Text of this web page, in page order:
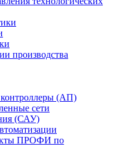
производства
(АП)
сети
(САУ)
ПРОФИ по